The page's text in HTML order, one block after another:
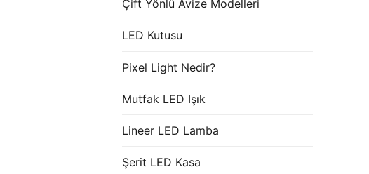
Çift Yönlü Avize Modelleri
LED Kutusu
Pixel Light Nedir?
Mutfak LED Işık
Lineer LED Lamba
Şerit LED Kasa